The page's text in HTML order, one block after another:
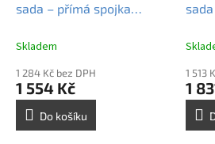
sada – přímá spojka
Skladem
1 284 Kč bez DPH
1 554 Kč
Do košíku
1 513
1